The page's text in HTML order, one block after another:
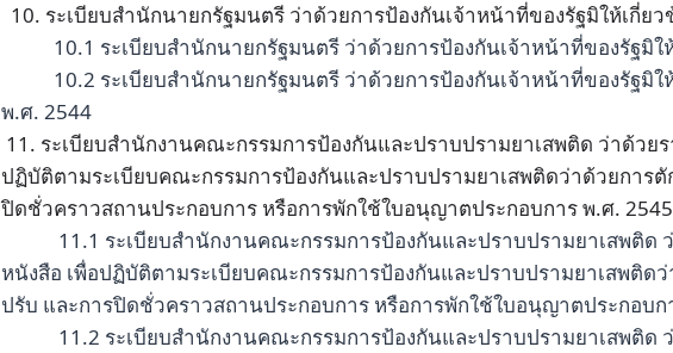
10. ระเบียบสำนักนายกรัฐมนตรี ว่าด้วยการป้องกันเจ้าหน้าที่ของรัฐมิให้เกี่ย
10.1 ระเบียบสำนักนายกรัฐมนตรี ว่าด้วยการป้องกันเจ้าหน้าที่ของรัฐมิ
10.2 ระเบียบสำนักนายกรัฐมนตรี ว่าด้วยการป้องกันเจ้าหน้าที่ของรัฐมิ
พ.ศ. 2544
11. ระเบียบสำนักงานคณะกรรมการป้องกันและปราบปรามยาเสพติด ว่าด้วย
ปฏิบัติตามระเบียบคณะกรรมการป้องกันและปราบปรามยาเสพติดว่าด้วยการตั
ปิดชั่วคราวสถานประกอบการ หรือการพักใช้ใบอนุญาตประกอบการ พ.ศ. 2545
11.1 ระเบียบสำนักงานคณะกรรมการป้องกันและปราบปรามยาเสพติด
หนังสือ เพื่อปฏิบัติตามระเบียบคณะกรรมการป้องกันและปราบปรามยาเสพติดว่
ปรับ และการปิดชั่วคราวสถานประกอบการ หรือการพักใช้ใบอนุญาตประกอบก
11.2 ระเบียบสำนักงานคณะกรรมการป้องกันและปราบปรามยาเสพติด